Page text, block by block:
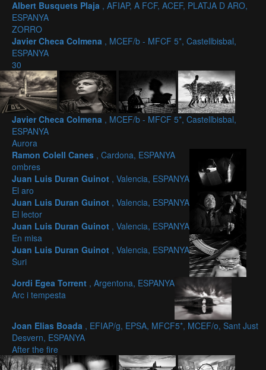
Albert Busquets Plaja , AFIAP, A FCF, ACEF, PLATJA D ARO,
ESPANYA
ZORRO
Javier Checa Colmena , MCEF/b - MFCF 5*, Castellbisbal,
ESPANYA
30
Javier Checa Colmena , MCEF/b - MFCF 5*, Castellbisbal,
ESPANYA
Aurora
Ramon Colell Canes , Cardona, ESPANYA
ombres
Juan Luis Duran Guinot , Valencia, ESPANYA
El aro
Juan Luis Duran Guinot , Valencia, ESPANYA
El lector
Juan Luis Duran Guinot , Valencia, ESPANYA
En misa
Juan Luis Duran Guinot , Valencia, ESPANYA
Suri
Jordi Egea Torrent , Argentona, ESPANYA
Arc i tempesta
Joan Elias Boada , EFIAP/g, EPSA, MFCF5*, MCEF/o, Sant Just
Desvern, ESPANYA
After the fire